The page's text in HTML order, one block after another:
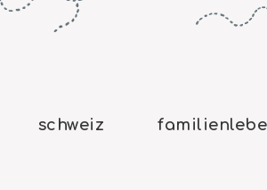
schweiz